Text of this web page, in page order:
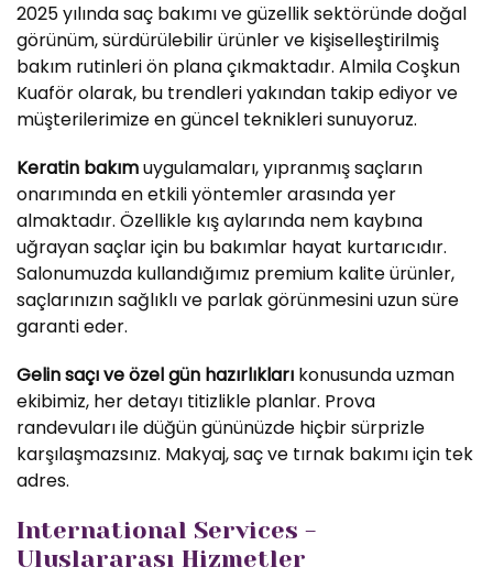
2025 yılında saç bakımı ve güzellik sektöründe doğal
görünüm, sürdürülebilir ürünler ve kişiselleştirilmiş
bakım rutinleri ön plana çıkmaktadır. Almila Coşkun
Kuaför olarak, bu trendleri yakından takip ediyor ve
müşterilerimize en güncel teknikleri sunuyoruz.
Keratin bakımuygulamaları, yıpranmış saçların
onarımında en etkili yöntemler arasında yer
almaktadır. Özellikle kış aylarında nem kaybına
uğrayan saçlar için bu bakımlar hayat kurtarıcıdır.
Salonumuzda kullandığımız premium kalite ürünler,
saçlarınızın sağlıklı ve parlak görünmesini uzun süre
garanti eder.
Gelin saçı ve özel gün hazırlıkları konusunda uzman
ekibimiz, her detayı titizlikle planlar. Prova
randevuları ile düğün gününüzde hiçbir sürprizle
karşılaşmazsınız. Makyaj, saç ve tırnak bakımı için tek
adres.
International Services -
Uluslararası Hizmetler